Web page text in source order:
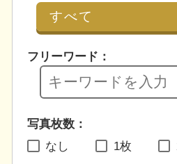
フリーワード：
写真枚数：
なし
1枚